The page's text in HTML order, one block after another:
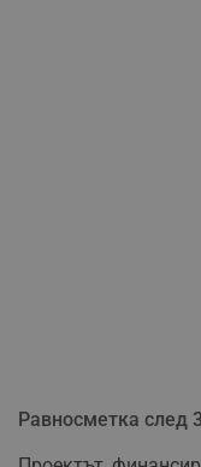
Равносметка след